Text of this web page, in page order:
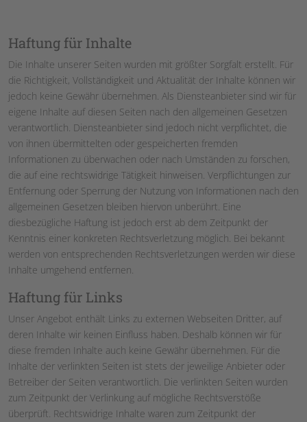
Haftung für Inhalte
Die Inhalte unserer Seiten wurden mit größter Sorgfalt erstellt. Für
die Richtigkeit, Vollständigkeit und Aktualität der Inhalte können wir
jedoch keine Gewähr übernehmen. Als Diensteanbieter sind wir für
eigene Inhalte auf diesen Seiten nach den allgemeinen Gesetzen
verantwortlich. Diensteanbieter sind jedoch nicht verpflichtet, die
von ihnen übermittelten oder gespeicherten fremden
Informationen zu überwachen oder nach Umständen zu forschen,
die auf eine rechtswidrige Tätigkeit hinweisen. Verpflichtungen zur
Entfernung oder Sperrung der Nutzung von Informationen nach den
allgemeinen Gesetzen bleiben hiervon unberührt. Eine
diesbezügliche Haftung ist jedoch erst ab dem Zeitpunkt der
Kenntnis einer konkreten Rechtsverletzung möglich. Bei bekannt
werden von entsprechenden Rechtsverletzungen werden wir diese
Inhalte umgehend entfernen.
Haftung für Links
Unser Angebot enthält Links zu externen Webseiten Dritter, auf
deren Inhalte wir keinen Einfluss haben. Deshalb können wir für
diese fremden Inhalte auch keine Gewähr übernehmen. Für die
Inhalte der verlinkten Seiten ist stets der jeweilige Anbieter oder
Betreiber der Seiten verantwortlich. Die verlinkten Seiten wurden
zum Zeitpunkt der Verlinkung auf mögliche Rechtsverstöße
überprüft. Rechtswidrige Inhalte waren zum Zeitpunkt der